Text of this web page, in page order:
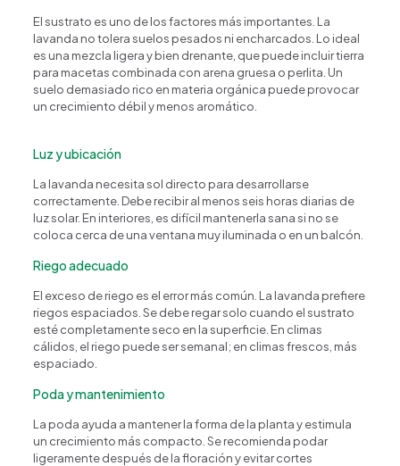
El sustrato es uno de los factores más importantes. La
lavanda no tolera suelos pesados ni encharcados. Lo ideal
es una mezcla ligera y bien drenante, que puede incluir tierra
para macetas combinada con arena gruesa o perlita. Un
suelo demasiado rico en materia orgánica puede provocar
un crecimiento débil y menos aromático.
Luz y ubicación
La lavanda necesita sol directo para desarrollarse
correctamente. Debe recibir al menos seis horas diarias de
luz solar. En interiores, es difícil mantenerla sana si no se
coloca cerca de una ventana muy iluminada o en un balcón.
Riego adecuado
El exceso de riego es el error más común. La lavanda prefiere
riegos espaciados. Se debe regar solo cuando el sustrato
esté completamente seco en la superficie. En climas
cálidos, el riego puede ser semanal; en climas frescos, más
espaciado.
Poda y mantenimiento
La poda ayuda a mantener la forma de la planta y estimula
un crecimiento más compacto. Se recomienda podar
ligeramente después de la floración y evitar cortes
Happy Flower
¿En qué podemos ayudarte?